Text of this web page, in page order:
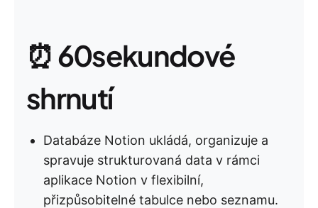
⏰ 60sekundové
shrnutí
Databáze Notion ukládá, organizuje a
spravuje strukturovaná data v rámci
aplikace Notion v flexibilní,
přizpůsobitelné tabulce nebo seznamu.